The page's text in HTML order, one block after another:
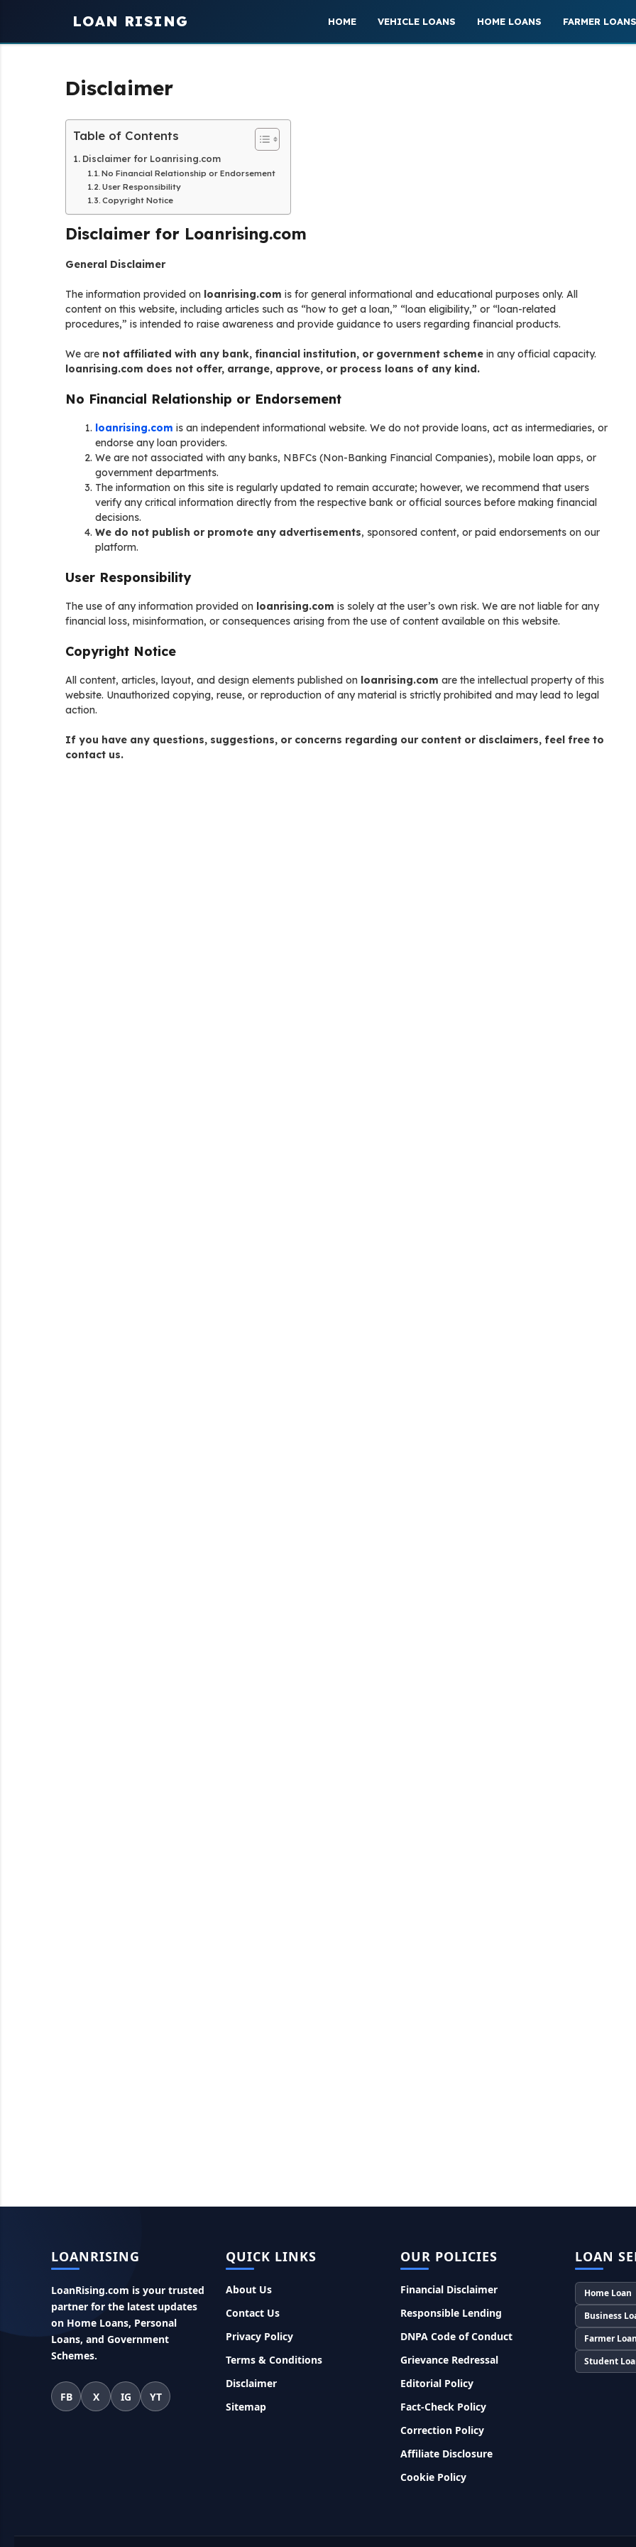
LOAN RISING HOME VEHICLE LOANS HOME LOANS FARMER LOANS
Disclaimer
Table of Contents
Disclaimer for Loanrising.com
No Financial Relationship or Endorsement
User Responsibility
Copyright Notice
Disclaimer for Loanrising.com
General Disclaimer
The information provided on loanrising.com is for general informational and educational purposes only. All
content on this website, including articles such as “how to get a loan,” “loan eligibility,” or “loan-related
procedures,” is intended to raise awareness and provide guidance to users regarding financial products.
We are not affiliated with any bank, financial institution, or government scheme in any official capacity.
loanrising.com does not offer, arrange, approve, or process loans of any kind.
No Financial Relationship or Endorsement
loanrising.com is an independent informational website. We do not provide loans, act as intermediaries, or
endorse any loan providers.
We are not associated with any banks, NBFCs (Non-Banking Financial Companies), mobile loan apps, or
government departments.
The information on this site is regularly updated to remain accurate; however, we recommend that users
verify any critical information directly from the respective bank or official sources before making financial
decisions.
We do not publish or promote any advertisements, sponsored content, or paid endorsements on our
platform.
User Responsibility
The use of any information provided on loanrising.com is solely at the user’s own risk. We are not liable for any
financial loss, misinformation, or consequences arising from the use of content available on this website.
Copyright Notice
All content, articles, layout, and design elements published on loanrising.com are the intellectual property of this
website. Unauthorized copying, reuse, or reproduction of any material is strictly prohibited and may lead to legal
action.
If you have any questions, suggestions, or concerns regarding our content or disclaimers, feel free to
contact us.
LOANRISING
LoanRising.com is your trusted
partner for the latest updates
on Home Loans, Personal
Loans, and Government
Schemes.
FB X IG YT
QUICK LINKS
About Us
Contact Us
Privacy Policy
Terms & Conditions
Disclaimer
Sitemap
OUR POLICIES
Financial Disclaimer
Responsible Lending
DNPA Code of Conduct
Grievance Redressal
Editorial Policy
Fact-Check Policy
Correction Policy
Affiliate Disclosure
Cookie Policy
LOAN
Home Loan
Business
Farmer Loan
Student